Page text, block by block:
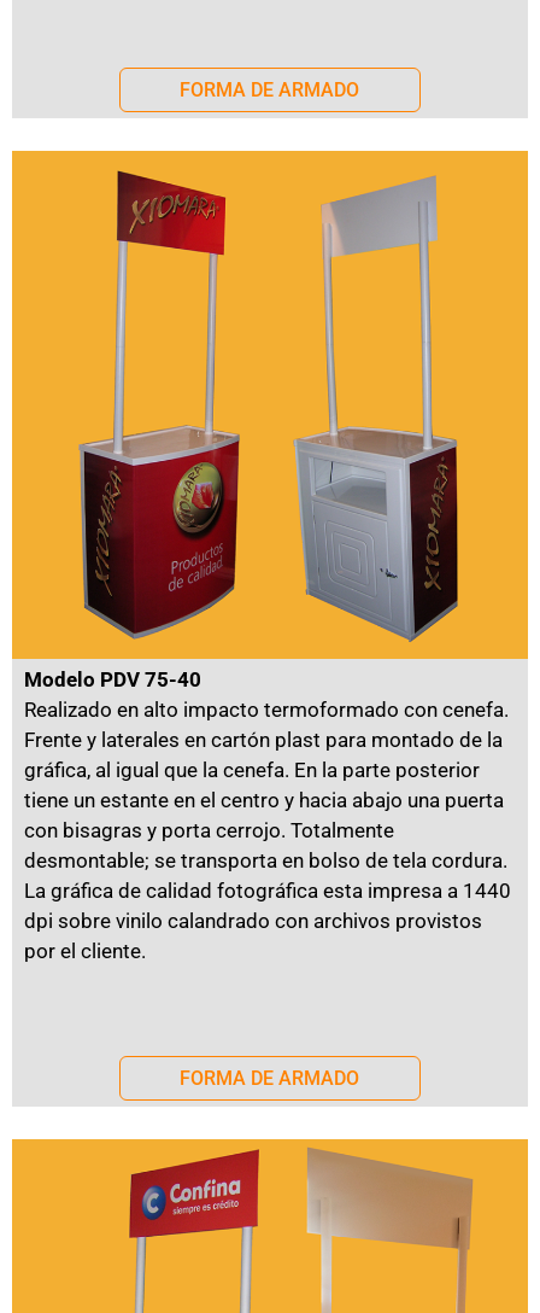
FORMA DE ARMADO
Modelo PDV 75-40
Realizado en alto impacto termoformado con cenefa.
Frente y laterales en cartón plast para montado de la
gráfica, al igual que la cenefa. En la parte posterior
tiene un estante en el centro y hacia abajo una puerta
con bisagras y porta cerrojo. Totalmente
desmontable; se transporta en bolso de tela cordura.
La gráfica de calidad fotográfica esta impresa a 1440
dpi sobre vinilo calandrado con archivos provistos
por el cliente.
FORMA DE ARMADO